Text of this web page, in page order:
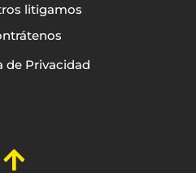
litigamos
de Privacidad